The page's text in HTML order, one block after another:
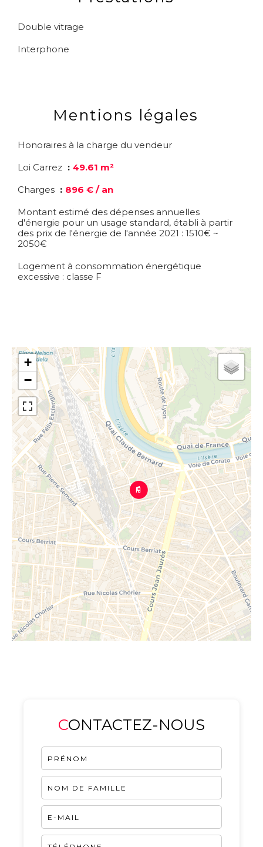
Double vitrage
Interphone
Mentions légales
Honoraires à la charge du vendeur
Loi Carrez
49.61 m²
Charges
896 € / an
Montant estimé des dépenses annuelles
d'énergie pour un usage standard, établi à partir
des prix de l'énergie de l'année 2021 : 1510€ ~
2050€
Logement à consommation énergétique
excessive : classe F
+
−
CONTACTEZ-NOUS